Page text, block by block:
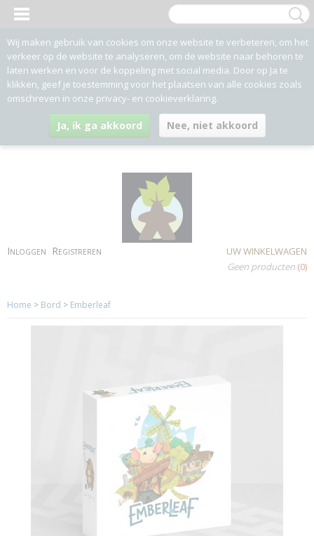
Inloggen Registreren
UW WINKELWAGEN
Geen producten (0)
Home > Bord > Emberleaf
Wij maken gebruik van cookies om onze website te verbeteren, om het
verkeer op de website te analyseren, om de website naar behoren te
laten werken en voor de koppeling met social media. Door op Ja te
klikken, geef je toestemming voor het plaatsen van alle cookies zoals
omschreven in onze privacy- en cookieverklaring.
Ja, ik ga akkoord Nee, niet akkoord